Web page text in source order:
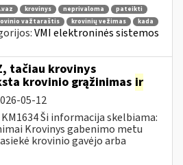
krovinys neprivaloma
pateikti
važtaraštis krovinių vežimas kada
VMI elektroninės sistemos
tačiau krovinys
krovinio grąžinimas ir
05-12
Ši informacija skelbiama:
Krovinys gabenimo metu
krovinio gavėjo arba